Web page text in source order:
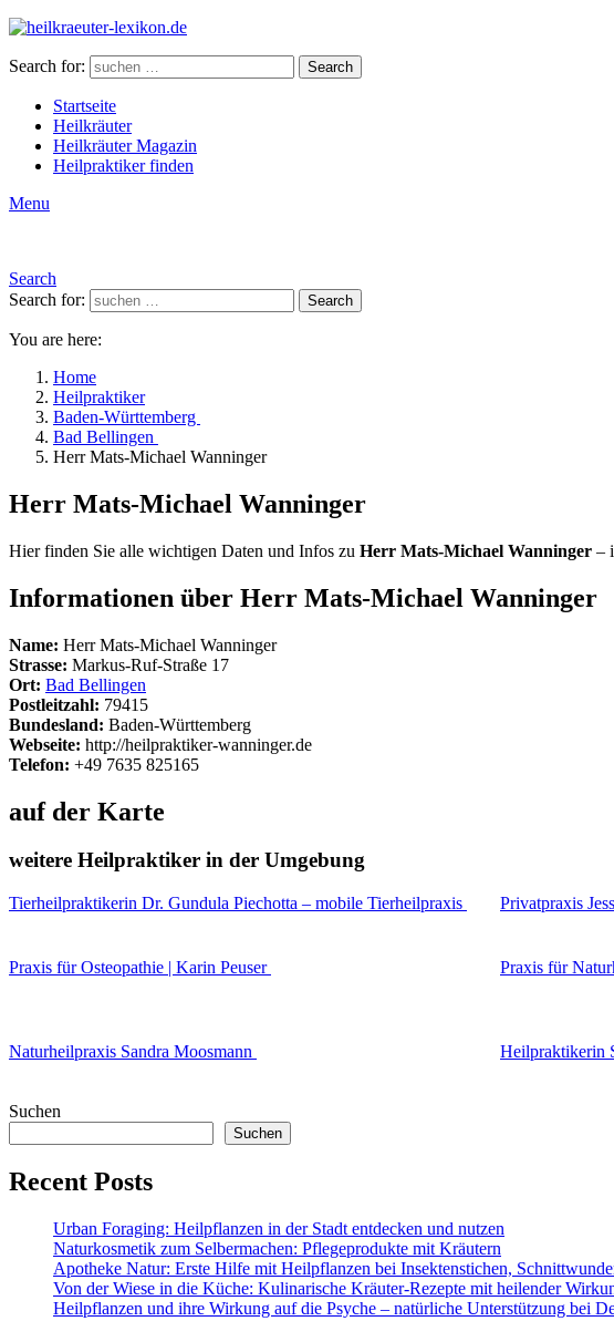
Search for: Search
Startseite
Heilkräuter
Heilkräuter Magazin
Heilpraktiker finden
Menu
Search
Search for:
Search
You are here:
Home
Heilpraktiker
Baden-Württemberg
Bad Bellingen
Herr Mats-Michael Wanninger
Herr Mats-Michael Wanninger
Hier finden Sie alle wichtigen Daten und Infos zu Herr Mats-Michael Wanninger –
Informationen über Herr Mats-Michael Wanninger
Name: Herr Mats-Michael Wanninger
Strasse: Markus-Ruf-Straße 17
Ort: Bad Bellingen
Postleitzahl: 79415
Bundesland: Baden-Württemberg
Webseite: http://heilpraktiker-wanninger.de
Telefon: +49 7635 825165
auf der Karte
weitere Heilpraktiker in der Umgebung
Tierheilpraktikerin Dr. Gundula Piechotta – mobile Tierheilpraxis Privatpraxis
Praxis für Osteopathie | Karin Peuser Praxis für
Naturheilpraxis Sandra Moosmann Heilpraktikerin
Suchen
Suchen
Recent Posts
Urban Foraging: Heilpflanzen in der Stadt entdecken und nutzen
Naturkosmetik zum Selbermachen: Pflegeprodukte mit Kräutern
Apotheke Natur: Erste Hilfe mit Heilpflanzen bei Insektenstichen,
Von der Wiese in die Küche: Kulinarische Kräuter-Rezepte mit heilender
Heilpflanzen und ihre Wirkung auf die Psyche – natürliche Unterstützung bei